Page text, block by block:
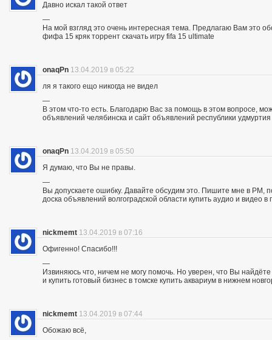
Давно искал такой ответ
—
На мой взгляд это очень интересная тема. Предлагаю Вам это
фифа 15 кряк торрент скачать игру fifa 15 ultimate
onaqPn 13.04.2019 в 05:22
ля я такого ещо никогда не видел
—
В этом что-то есть. Благодарю Вас за помощь в этом вопросе,
объявлений челябинска и сайт объявлений республики
onaqPn 13.04.2019 в 05:50
Я думаю, что Вы не правы.
—
Вы допускаете ошибку. Давайте обсудим это. Пишите мне в PM,
доска объявлений волгоградской области купить аудио и видео в
nickmemt 13.04.2019 в 07:16
Офигенно! Спасибо!!!
—
Извиняюсь что, ничем не могу помочь. Но уверен, что Вы
и купить готовый бизнес в томске купить аквариум в нижнем
nickmemt 13.04.2019 в 07:44
Обожаю всё,